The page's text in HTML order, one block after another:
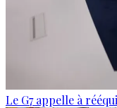
Le G7 appelle à